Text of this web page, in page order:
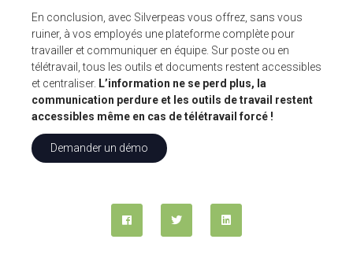
En conclusion, avec Silverpeas vous offrez, sans vous
ruiner, à vos employés une plateforme complète pour
travailler et communiquer en équipe. Sur poste ou en
télétravail, tous les outils et documents restent accessibles
et centraliser. L’information ne se perd plus, la
communication perdure et les outils de travail restent
accessibles même en cas de télétravail forcé !
Demander un démo